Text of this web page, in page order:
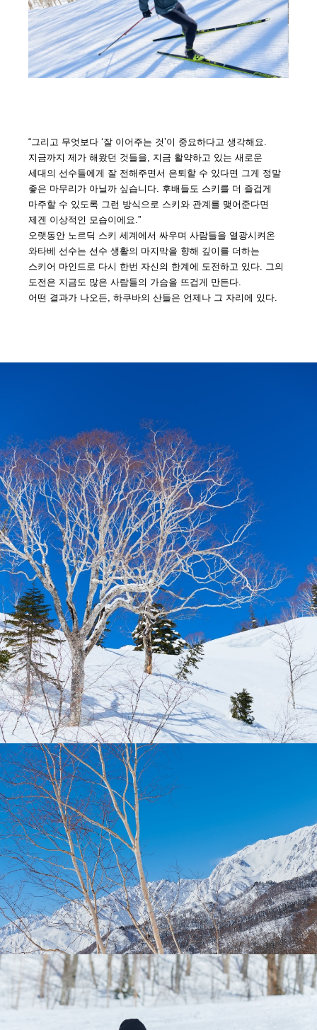
“그리고 무엇보다 ‘잘 이어주는 것’이 중요하다고 생각해요.
지금까지 제가 해왔던 것들을, 지금 활약하고 있는 새로운
세대의 선수들에게 잘 전해주면서 은퇴할 수 있다면 그게 정말
좋은 마무리가 아닐까 싶습니다. 후배들도 스키를 더 즐겁게
마주할 수 있도록 그런 방식으로 스키와 관계를 맺어준다면
제겐 이상적인 모습이에요.”
오랫동안 노르딕 스키 세계에서 싸우며 사람들을 열광시켜온
와타베 선수는 선수 생활의 마지막을 향해 깊이를 더하는
스키어 마인드로 다시 한번 자신의 한계에 도전하고 있다. 그의
도전은 지금도 많은 사람들의 가슴을 뜨겁게 만든다.
어떤 결과가 나오든, 하쿠바의 산들은 언제나 그 자리에 있다.